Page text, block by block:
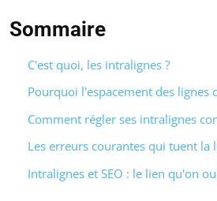
Sommaire
C'est quoi, les intralignes ?
Pourquoi l'espacement des lignes
Comment régler ses intralignes
Les erreurs courantes qui tuent la
Intralignes et SEO : le lien qu'on